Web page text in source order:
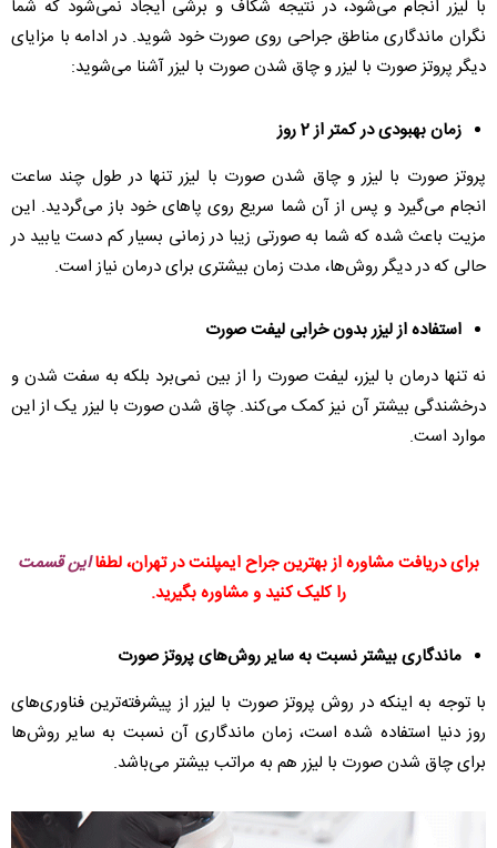
با لیزر انجام می‌شود، در نتیجه شکاف و برشی ایجاد نمی‌شود که شما
نگران ماندگاری مناطق جراحی روی صورت خود شوید. در ادامه با مزایای
دیگر پروتز صورت با لیزر و چاق شدن صورت با لیزر آشنا می‌شوید:
زمان بهبودی در کمتر از 2 روز
پروتز صورت با لیزر و چاق شدن صورت با لیزر تنها در طول چند ساعت
انجام می‌گیرد و پس از آن شما سریع روی پاهای خود باز می‌گردید. این
مزیت باعث شده که شما به صورتی زیبا در زمانی بسیار کم دست یابید در
حالی که در دیگر روش‌ها، مدت زمان بیشتری برای درمان نیاز است.
استفاده از لیزر بدون خرابی لیفت صورت
نه تنها درمان با لیزر، لیفت صورت را از بین نمی‌برد بلکه به سفت شدن و
درخشندگی بیشتر آن نیز کمک می‌کند. چاق شدن صورت با لیزر یک از این
موارد است.
برای دریافت مشاوره از بهترین جراح ایمپلنت در تهران، لطفااین قسمت
را کلیک کنید و مشاوره بگیرید.
ماندگاری بیشتر نسبت به سایر روش‌های پروتز صورت
با توجه به اینکه در روش پروتز صورت با لیزر از پیشرفته‌ترین فناوری‌های
روز دنیا استفاده شده است، زمان ماندگاری آن نسبت به سایر روش‌ها
برای چاق شدن صورت با لیزر هم به مراتب بیشتر می‌باشد.